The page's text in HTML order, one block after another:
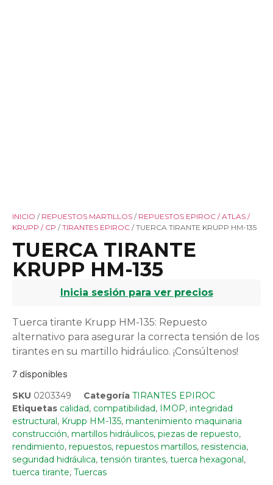
INICIO / REPUESTOS MARTILLOS / REPUESTOS EPIROC / ATLAS /
KRUPP / CP /TIRANTES EPIROC / TUERCA TIRANTE KRUPP HM-135
TUERCA TIRANTE
KRUPP HM-135
Inicia sesión para ver precios
Tuerca tirante Krupp HM-135: Repuesto
alternativo para asegurar la correcta tensión de los
tirantes en su martillo hidráulico. ¡Consúltenos!
7 disponibles
SKU 0203349 Categoría TIRANTES EPIROC
Etiquetas calidad, compatibilidad, IMOP, integridad
estructural , Krupp HM-135, mantenimiento maquinaria
construcción, martillos hidráulicos, piezas de repuesto,
rendimiento, repuestos, repuestos martillos, resistencia,
seguridad hidráulica, tensión tirantes, tuerca hexagonal ,
tuerca tirante, Tuercas